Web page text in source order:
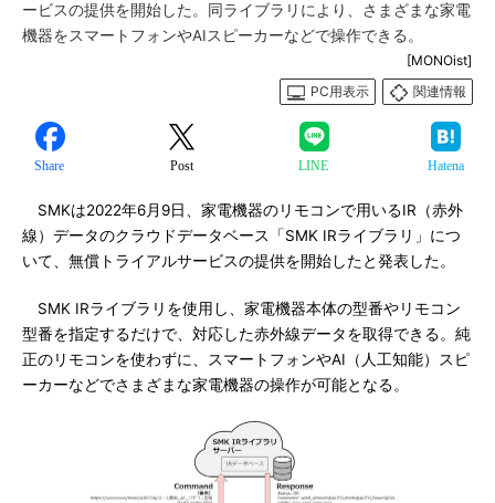
ービスの提供を開始した。同ライブラリにより、さまざまな家電
機器をスマートフォンやAIスピーカーなどで操作できる。
[MONOist]
PC用表示
関連情報
Share Post LINE Hatena
SMKは2022年6月9日、家電機器のリモコンで用いるIR（赤外
線）データのクラウドデータベース「SMK IRライブラリ」につ
いて、無償トライアルサービスの提供を開始したと発表した。
SMK IRライブラリを使用し、家電機器本体の型番やリモコン
型番を指定するだけで、対応した赤外線データを取得できる。純
正のリモコンを使わずに、スマートフォンやAI（人工知能）スピ
ーカーなどでさまざまな家電機器の操作が可能となる。